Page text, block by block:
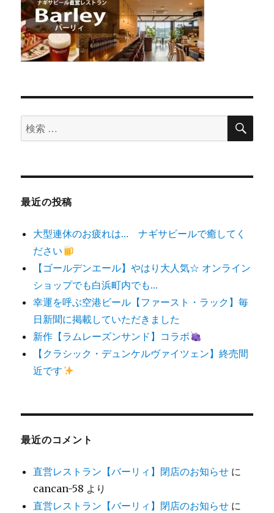
検
索
象:
検
最近の投稿
大型連休のお疲れは… ナギサビールで癒してく
ださい
【ゴールデンエール】やはり大人気☆ オンライン
ショップでも白浜町内でも…
幸運を呼ぶ空港ビール【ファースト・ラック】毎
日新聞に掲載していただきました
新作【ラムレーズンサンド】コラボ
【クラシック・デュンケルヴァイツェン】終売間
近です
最近のコメント
直営レストラン【バーリィ】閉店のお知らせ に
cancan-58 より
直営レストラン【バーリィ】閉店のお知らせ に